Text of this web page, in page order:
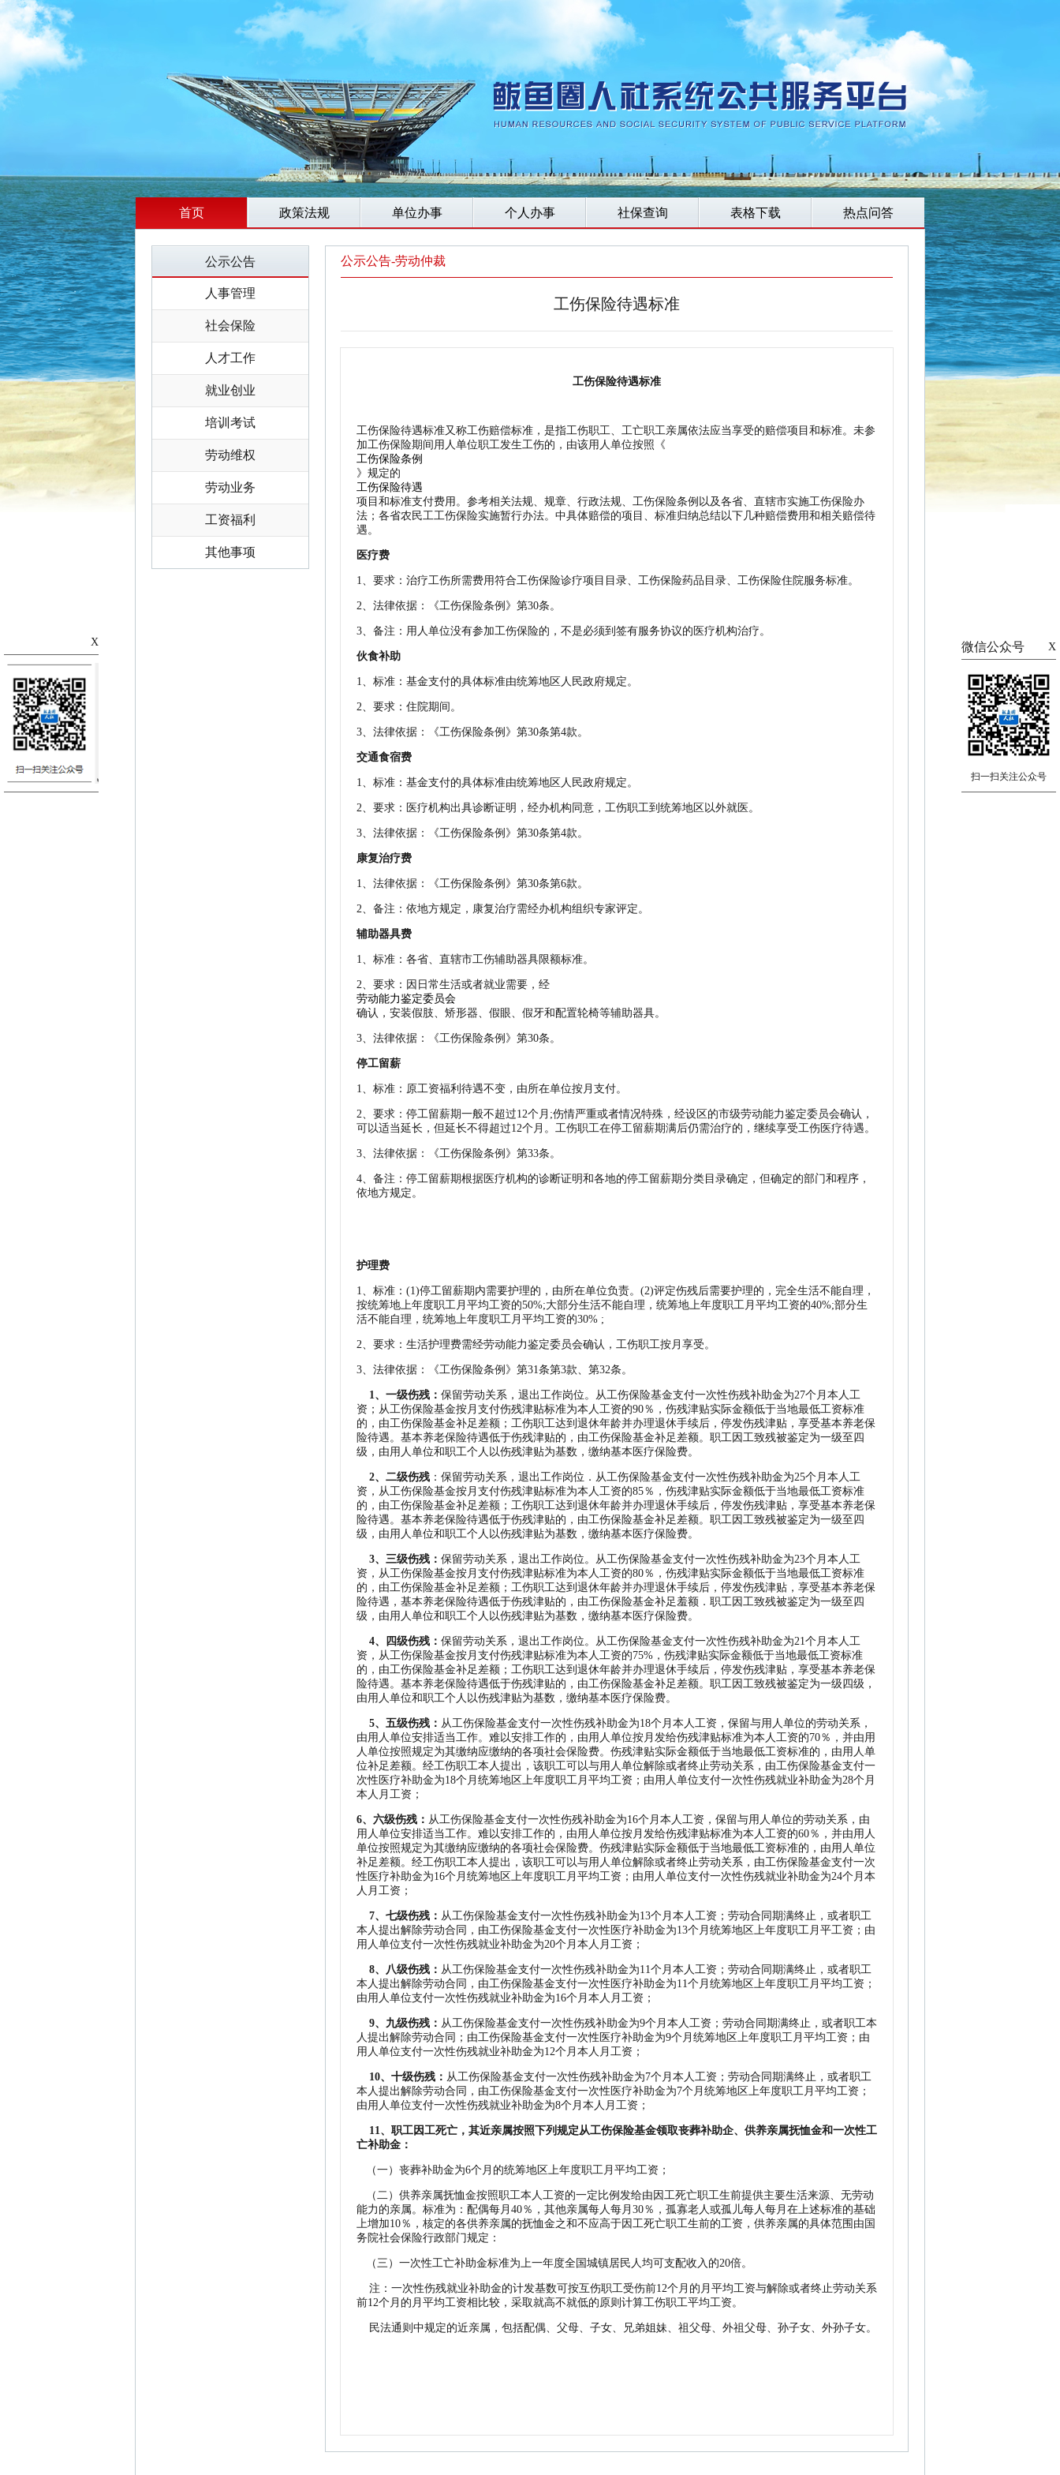
首页 政策法规 单位办事 个人办事 社保查询 表格下载 热点问答
公示公告
人事管理
社会保险
人才工作
就业创业
培训考试
劳动维权
劳动业务
工资福利
其他事项
公示公告-劳动仲裁
工伤保险待遇标准
工伤保险待遇标准
工伤保险待遇标准又称工伤赔偿标准，是指工伤职工、工亡职工亲属依法应当享受的赔偿项目和标准。未参
加工伤保险期间用人单位职工发生工伤的，由该用人单位按照《
工伤保险条例
》规定的
工伤保险待遇
项目和标准支付费用。参考相关法规、规章、行政法规、工伤保险条例以及各省、直辖市实施工伤保险办
法；各省农民工工伤保险实施暂行办法。中具体赔偿的项目、标准归纳总结以下几种赔偿费用和相关赔偿待
遇。
医疗费
1、要求：治疗工伤所需费用符合工伤保险诊疗项目目录、工伤保险药品目录、工伤保险住院服务标准。
2、法律依据：《工伤保险条例》第30条。
3、备注：用人单位没有参加工伤保险的，不是必须到签有服务协议的医疗机构治疗。
伙食补助
1、标准：基金支付的具体标准由统筹地区人民政府规定。
2、要求：住院期间。
3、法律依据：《工伤保险条例》第30条第4款。
交通食宿费
1、标准：基金支付的具体标准由统筹地区人民政府规定。
2、要求：医疗机构出具诊断证明，经办机构同意，工伤职工到统筹地区以外就医。
3、法律依据：《工伤保险条例》第30条第4款。
康复治疗费
1、法律依据：《工伤保险条例》第30条第6款。
2、备注：依地方规定，康复治疗需经办机构组织专家评定。
辅助器具费
1、标准：各省、直辖市工伤辅助器具限额标准。
2、要求：因日常生活或者就业需要，经
劳动能力鉴定委员会
确认，安装假肢、矫形器、假眼、假牙和配置轮椅等辅助器具。
3、法律依据：《工伤保险条例》第30条。
停工留薪
1、标准：原工资福利待遇不变，由所在单位按月支付。
2、要求：停工留薪期一般不超过12个月;伤情严重或者情况特殊，经设区的市级劳动能力鉴定委员会确认，
可以适当延长，但延长不得超过12个月。工伤职工在停工留薪期满后仍需治疗的，继续享受工伤医疗待遇。
3、法律依据：《工伤保险条例》第33条。
4、备注：停工留薪期根据医疗机构的诊断证明和各地的停工留薪期分类目录确定，但确定的部门和程序，
依地方规定。
护理费
1、标准：(1)停工留薪期内需要护理的，由所在单位负责。(2)评定伤残后需要护理的，完全生活不能自理，
按统筹地上年度职工月平均工资的50%;大部分生活不能自理，统筹地上年度职工月平均工资的40%;部分生
活不能自理，统筹地上年度职工月平均工资的30% ;
2、要求：生活护理费需经劳动能力鉴定委员会确认，工伤职工按月享受。
3、法律依据：《工伤保险条例》第31条第3款、第32条。
1、一级伤残： 保留劳动关系，退出工作岗位。从工伤保险基金支付一次性伤残补助金为27个月本人工
资；从工伤保险基金按月支付伤残津贴标准为本人工资的90％，伤残津贴实际金额低于当地最低工资标准
的，由工伤保险基金补足差额；工伤职工达到退休年龄并办理退休手续后，停发伤残津贴，享受基本养老保
险待遇。基本养老保险待遇低于伤残津贴的，由工伤保险基金补足差额。职工因工致残被鉴定为一级至四
级，由用人单位和职工个人以伤残津贴为基数，缴纳基本医疗保险费。
2、二级伤残 ：保留劳动关系，退出工作岗位．从工伤保险基金支付一次性伤残补助金为25个月本人工
资，从工伤保险基金按月支付伤残津贴标准为本人工资的85％，伤残津贴实际金额低于当地最低工资标准
的，由工伤保险基金补足差额；工伤职工达到退休年龄并办理退休手续后，停发伤残津贴，享受基本养老保
险待遇。基本养老保险待遇低于伤残津贴的，由工伤保险基金补足差额。职工因工致残被鉴定为一级至四
级，由用人单位和职工个人以伤残津贴为基数，缴纳基本医疗保险费。
3、三级伤残： 保留劳动关系，退出工作岗位。从工伤保险基金支付一次性伤残补助金为23个月本人工
资，从工伤保险基金按月支付伤残津贴标准为本人工资的80％，伤残津贴实际金额低于当地最低工资标准
的，由工伤保险基金补足差额；工伤职工达到退休年龄并办理退休手续后，停发伤残津贴，享受基本养老保
险待遇，基本养老保险待遇低于伤残津贴的，由工伤保险基金补足羞额．职工因工致残被鉴定为一级至四
级，由用人单位和职工个人以伤残津贴为基数，缴纳基本医疗保险费。
4、四级伤残： 保留劳动关系，退出工作岗位。从工伤保险基金支付一次性伤残补助金为21个月本人工
资，从工伤保险基金按月支付伤残津贴标准为本人工资的75%，伤残津贴实际金额低于当地最低工资标准
的，由工伤保险基金补足差额；工伤职工达到退休年龄并办理退休手续后，停发伤残津贴，享受基本养老保
险待遇。基本养老保险待遇低于伤残津贴的，由工伤保险基金补足差额。职工因工致残被鉴定为一级四级，
由用人单位和职工个人以伤残津贴为基数，缴纳基本医疗保险费。
5、五级伤残： 从工伤保险基金支付一次性伤残补助金为18个月本人工资，保留与用人单位的劳动关系，
由用人单位安排适当工作。难以安排工作的，由用人单位按月发给伤残津贴标准为本人工资的70％，并由用
人单位按照规定为其缴纳应缴纳的各项社会保险费。伤残津贴实际金额低于当地最低工资标准的，由用人单
位补足差额。经工伤职工本人提出，该职工可以与用人单位解除或者终止劳动关系，由工伤保险基金支付一
次性医疗补助金为18个月统筹地区上年度职工月平均工资；由用人单位支付一次性伤残就业补助金为28个月
本人月工资；
6、六级伤残： 从工伤保险基金支付一次性伤残补助金为16个月本人工资，保留与用人单位的劳动关系，由
用人单位安排适当工作。难以安排工作的，由用人单位按月发给伤残津贴标准为本人工资的60％，并由用人
单位按照规定为其缴纳应缴纳的各项社会保险费。伤残津贴实际金额低于当地最低工资标准的，由用人单位
补足差额。经工伤职工本人提出，该职工可以与用人单位解除或者终止劳动关系，由工伤保险基金支付一次
性医疗补助金为16个月统筹地区上年度职工月平均工资；由用人单位支付一次性伤残就业补助金为24个月本
人月工资；
7、七级伤残： 从工伤保险基金支付一次性伤残补助金为13个月本人工资；劳动合同期满终止，或者职工
本人提出解除劳动合同，由工伤保险基金支付一次性医疗补助金为13个月统筹地区上年度职工月平工资；由
用人单位支付一次性伤残就业补助金为20个月本人月工资；
8、八级伤残： 从工伤保险基金支付一次性伤残补助金为11个月本人工资；劳动合同期满终止，或者职工
本人提出解除劳动合同，由工伤保险基金支付一次性医疗补助金为11个月统筹地区上年度职工月平均工资；
由用人单位支付一次性伤残就业补助金为16个月本人月工资；
9、九级伤残： 从工伤保险基金支付一次性伤残补助金为9个月本人工资；劳动合同期满终止，或者职工本
人提出解除劳动合同；由工伤保险基金支付一次性医疗补助金为9个月统筹地区上年度职工月平均工资；由
用人单位支付一次性伤残就业补助金为12个月本人月工资；
10、十级伤残： 从工伤保险基金支付一次性伤残补助金为7个月本人工资；劳动合同期满终止，或者职工
本人提出解除劳动合同，由工伤保险基金支付一次性医疗补助金为7个月统筹地区上年度职工月平均工资；
由用人单位支付一次性伤残就业补助金为8个月本人月工资；
11、职工因工死亡，其近亲属按照下列规定从工伤保险基金领取丧葬补助企、供养亲属抚恤金和一次性工
亡补助金：
（一）丧葬补助金为6个月的统筹地区上年度职工月平均工资；
（二）供养亲属抚恤金按照职工本人工资的一定比例发给由因工死亡职工生前提供主要生活来源、无劳动
能力的亲属。标准为：配偶每月40％，其他亲属每人每月30％，孤寡老人或孤儿每人每月在上述标准的基础
上增加10％，核定的各供养亲属的抚恤金之和不应高于因工死亡职工生前的工资，供养亲属的具体范围由国
务院社会保险行政部门规定：
（三）一次性工亡补助金标准为上一年度全国城镇居民人均可支配收入的20倍。
注：一次性伤残就业补助金的计发基数可按互伤职工受伤前12个月的月平均工资与解除或者终止劳动关系
前12个月的月平均工资相比较，采取就高不就低的原则计算工伤职工平均工资。
民法通则中规定的近亲属，包括配偶、父母、子女、兄弟姐妹、祖父母、外祖父母、孙子女、外孙子女。
X 微信公众号 X
扫一扫关注公众号